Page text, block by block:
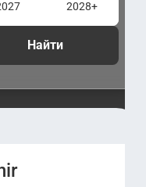
2028+
Найти